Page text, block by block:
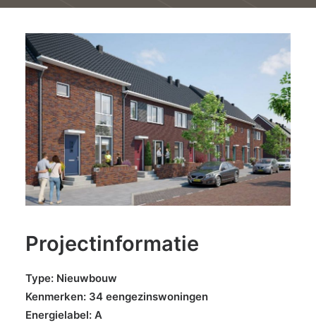
Projectinformatie
Type: Nieuwbouw
Kenmerken: 34 eengezinswoningen
Energielabel: A